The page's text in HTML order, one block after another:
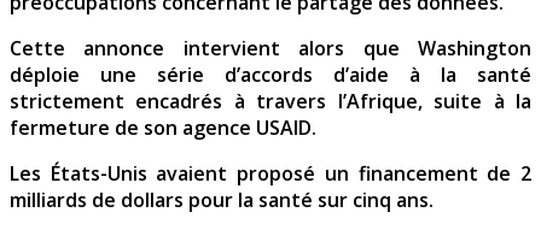
Cette annonce intervient alors que Washington
déploie une série d’accords d’aide à la santé
strictement encadrés à travers l’Afrique, suite à la
fermeture de son agence USAID.
Les États-Unis avaient proposé un financement de 2
milliards de dollars pour la santé sur cinq ans.